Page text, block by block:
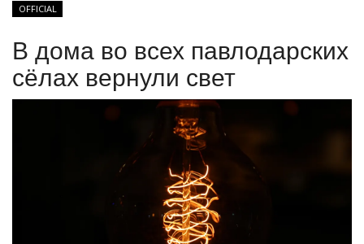
ПАВЛОДАРСКАЯ ОБЛАСТЬ
OFFICIAL
В дома во всех павлодарских
сёлах вернули свет